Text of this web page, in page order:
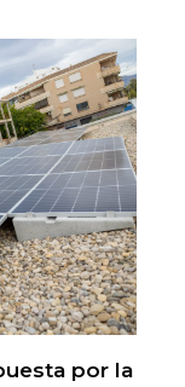
por la